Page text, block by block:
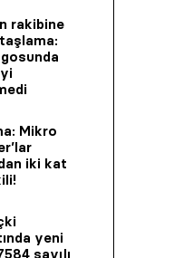
rakibine
Mikro
iki kat
yeni
sayılı